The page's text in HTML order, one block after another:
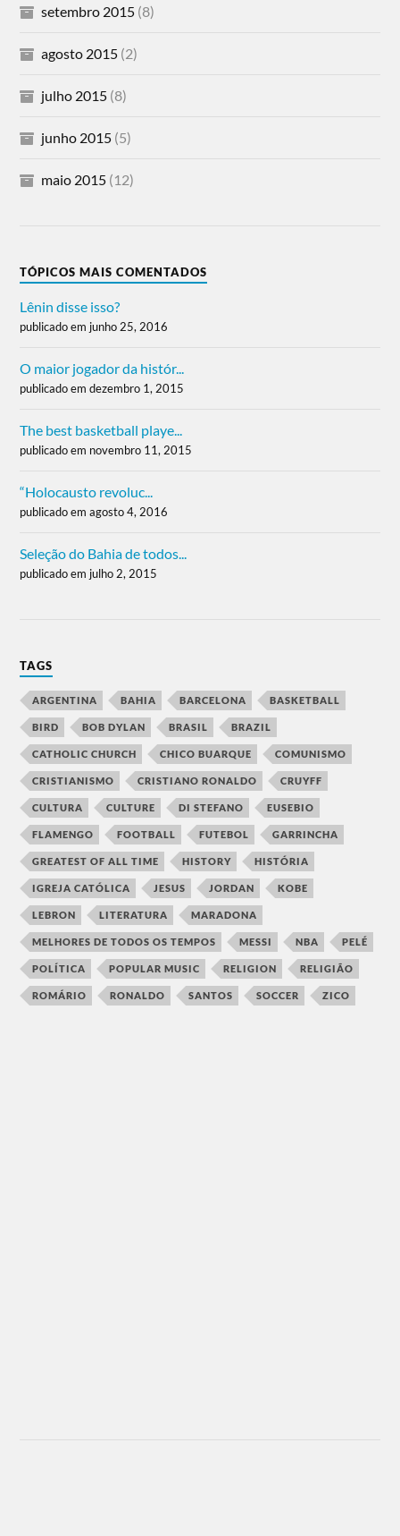
setembro 2015 (8)
agosto 2015 (2)
julho 2015 (8)
junho 2015 (5)
maio 2015 (12)
TÓPICOS MAIS COMENTADOS
Lênin disse isso?
publicado em junho 25, 2016
O maior jogador da histór...
publicado em dezembro 1, 2015
The best basketball playe...
publicado em novembro 11, 2015
“Holocausto revoluc...
publicado em agosto 4, 2016
Seleção do Bahia de todos...
publicado em julho 2, 2015
TAGS
ARGENTINA BAHIA BARCELONA BASKETBALL
BIRD BOB DYLAN BRASIL BRAZIL
CATHOLIC CHURCH CHICO BUARQUE COMUNISMO
CRISTIANISMO CRISTIANO RONALDO CRUYFF
CULTURA CULTURE DI STEFANO EUSEBIO
FLAMENGO FOOTBALL FUTEBOL GARRINCHA
GREATEST OF ALL TIME HISTORY HISTÓRIA
IGREJA CATÓLICA JESUS JORDAN KOBE
LEBRON LITERATURA MARADONA
MELHORES DE TODOS OS TEMPOS MESSI NBA PELÉ
POLÍTICA POPULAR MUSIC RELIGION RELIGIÃO
ROMÁRIO RONALDO SANTOS SOCCER ZICO